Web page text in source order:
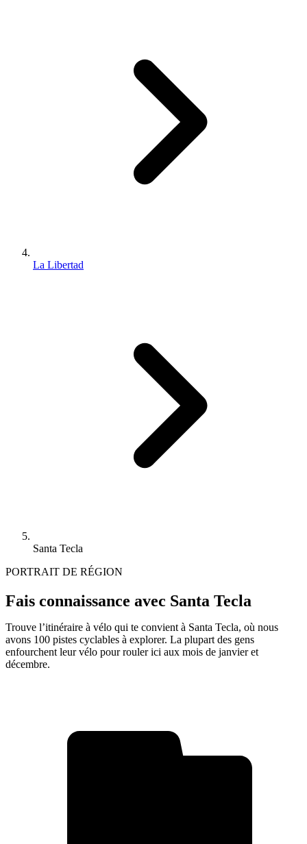
La Libertad
Santa Tecla
PORTRAIT DE RÉGION
Fais connaissance avec Santa Tecla
Trouve l’itinéraire à vélo qui te convient à Santa Tecla, où nous
avons 100 pistes cyclables à explorer. La plupart des gens
enfourchent leur vélo pour rouler ici aux mois de janvier et
décembre.